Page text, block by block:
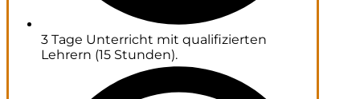
3 Tage Unterricht mit qualifizierten
Lehrern (15 Stunden).